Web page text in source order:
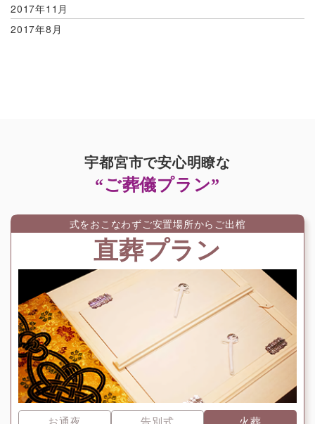
2017年11月
2017年8月
宇都宮市で安心明瞭な
“ご葬儀プラン”
式をおこなわずご安置場所からご出棺
直葬プラン
お通夜 告別式 火葬